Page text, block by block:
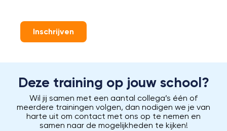
Inschrijven
Deze training op jouw school?
Wil jij samen met een aantal collega’s één of
meerdere trainingen volgen, dan nodigen we je van
harte uit om contact met ons op te nemen en
samen naar de mogelijkheden te kijken!